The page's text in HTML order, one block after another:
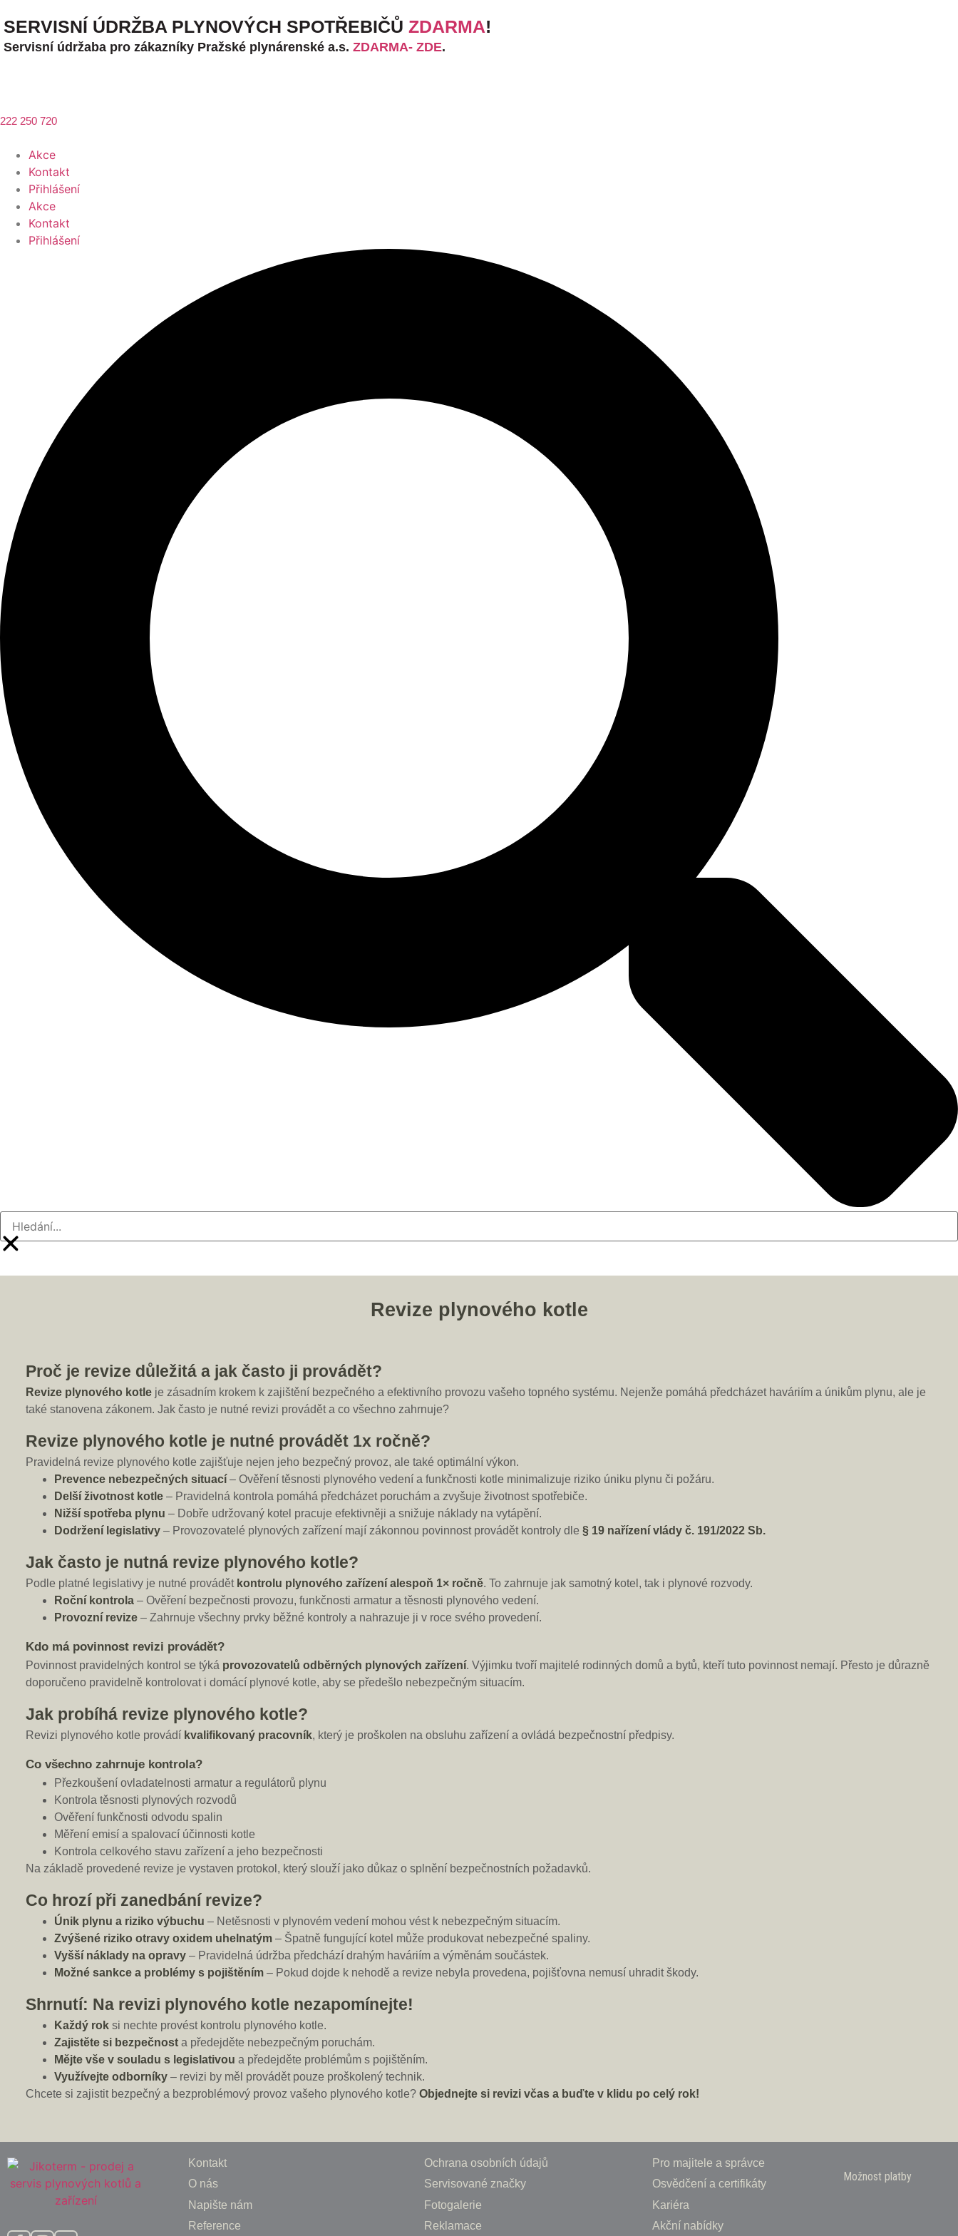
222 250 720
Akce
Kontakt
Přihlášení
Akce
Kontakt
Přihlášení
Revize plynového kotle
Proč je revize důležitá a jak často ji provádět?
Revize plynového kotle je zásadním krokem k zajištění bezpečného a efektivního provozu vašeho topného systému. Nejenže pomáhá předcházet haváriím a únikům plynu, ale je
také stanovena zákonem. Jak často je nutné revizi provádět a co všechno zahrnuje?
Revize plynového kotle je nutné provádět 1x ročně?
Pravidelná revize plynového kotle zajišťuje nejen jeho bezpečný provoz, ale také optimální výkon.
Prevence nebezpečných situací – Ověření těsnosti plynového vedení a funkčnosti kotle minimalizuje riziko úniku plynu či požáru.
Delší životnost kotle – Pravidelná kontrola pomáhá předcházet poruchám a zvyšuje životnost spotřebiče.
Nižší spotřeba plynu – Dobře udržovaný kotel pracuje efektivněji a snižuje náklady na vytápění.
Dodržení legislativy – Provozovatelé plynových zařízení mají zákonnou povinnost provádět kontroly dle § 19 nařízení vlády č. 191/2022 Sb.
Jak často je nutná revize plynového kotle?
Podle platné legislativy je nutné provádět kontrolu plynového zařízení alespoň 1× ročně. To zahrnuje jak samotný kotel, tak i plynové rozvody.
Roční kontrola – Ověření bezpečnosti provozu, funkčnosti armatur a těsnosti plynového vedení.
Provozní revize – Zahrnuje všechny prvky běžné kontroly a nahrazuje ji v roce svého provedení.
Kdo má povinnost revizi provádět?
Povinnost pravidelných kontrol se týká provozovatelů odběrných plynových zařízení. Výjimku tvoří majitelé rodinných domů a bytů, kteří tuto povinnost nemají. Přesto je důrazně
doporučeno pravidelně kontrolovat i domácí plynové kotle, aby se předešlo nebezpečným situacím.
Jak probíhá revize plynového kotle?
Revizi plynového kotle provádí kvalifikovaný pracovník, který je proškolen na obsluhu zařízení a ovládá bezpečnostní předpisy.
Co všechno zahrnuje kontrola?
Přezkoušení ovladatelnosti armatur a regulátorů plynu
Kontrola těsnosti plynových rozvodů
Ověření funkčnosti odvodu spalin
Měření emisí a spalovací účinnosti kotle
Kontrola celkového stavu zařízení a jeho bezpečnosti
Na základě provedené revize je vystaven protokol, který slouží jako důkaz o splnění bezpečnostních požadavků.
Co hrozí při zanedbání revize?
Únik plynu a riziko výbuchu – Netěsnosti v plynovém vedení mohou vést k nebezpečným situacím.
Zvýšené riziko otravy oxidem uhelnatým – Špatně fungující kotel může produkovat nebezpečné spaliny.
Vyšší náklady na opravy – Pravidelná údržba předchází drahým haváriím a výměnám součástek.
Možné sankce a problémy s pojištěním – Pokud dojde k nehodě a revize nebyla provedena, pojišťovna nemusí uhradit škody.
Shrnutí: Na revizi plynového kotle nezapomínejte!
Každý rok si nechte provést kontrolu plynového kotle.
Zajistěte si bezpečnost a předejděte nebezpečným poruchám.
Mějte vše v souladu s legislativou a předejděte problémům s pojištěním.
Využívejte odborníky – revizi by měl provádět pouze proškolený technik.
Chcete si zajistit bezpečný a bezproblémový provoz vašeho plynového kotle? Objednejte si revizi včas a buďte v klidu po celý rok!
Kontakt
O nás
Napište nám
Reference
Ochrana osobních údajů
Servisované značky
Fotogalerie
Reklamace
Pro majitele a správce
Osvědčení a certifikáty
Kariéra
Akční nabídky
Možnost platby
SERVISNÍ ÚDRŽBA PLYNOVÝCH SPOTŘEBIČŮ ZDARMA!
Servisní údržaba pro zákazníky Pražské plynárenské a.s. ZDARMA- ZDE.